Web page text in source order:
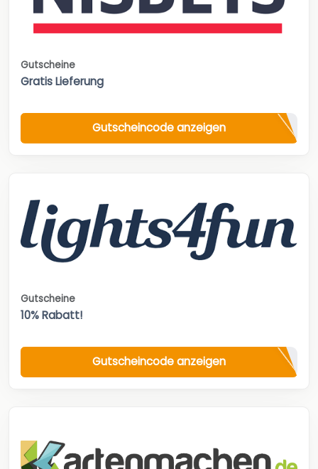
Gutscheine
Gratis Lieferung
Gutscheincode anzeigen
Gutscheine
10% Rabatt!
Gutscheincode anzeigen